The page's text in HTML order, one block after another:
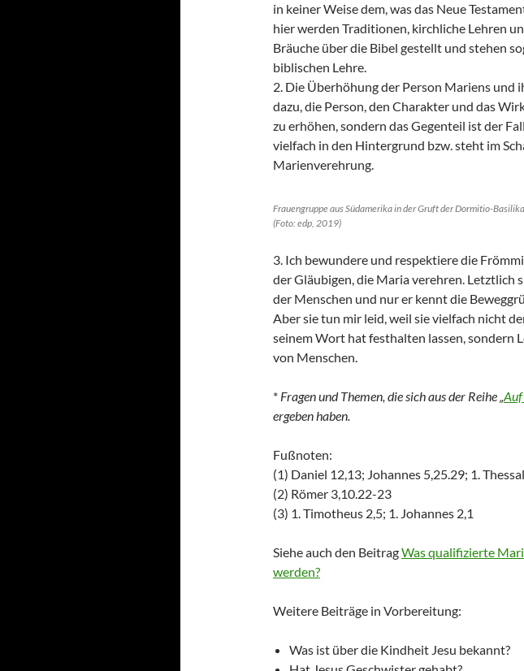
in keiner Weise dem, was das Neue
hier werden Traditionen, kirchliche Lehren
Bräuche über die Bibel gestellt und stehen
biblischen Lehre.
2. Die Überhöhung der Person Mariens und
dazu, die Person, den Charakter und das
zu erhöhen, sondern das Gegenteil ist der
vielfach in den Hintergrund bzw. steht im
Marienverehrung.
Frauengruppe aus Südamerika in der Gruft der Dormitio-
(Foto: edp, 2019)
3. Ich bewundere und respektiere die
der Gläubigen, die Maria verehren. Letztlich
der Menschen und nur er kennt die
Aber sie tun mir leid, weil sie vielfach nicht
seinem Wort hat festhalten lassen, sondern
von Menschen.
* Fragen und Themen, die sich aus der Reihe „Auf
ergeben haben.
Fußnoten:
(1) Daniel 12,13; Johannes 5,25.29; 1.
(2) Römer 3,10.22-23
(3) 1. Timotheus 2,5; 1. Johannes 2,1
Siehe auch den BeitragWas qualifizierte
werden?
Weitere Beiträge in Vorbereitung:
Was ist über die Kindheit Jesu bekannt?